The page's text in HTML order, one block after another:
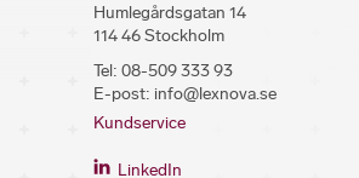
Humlegårdsgatan 14
114 46 Stockholm
Tel: 08-509 333 93
E-post: info@lexnova.se
Kundservice
LinkedIn